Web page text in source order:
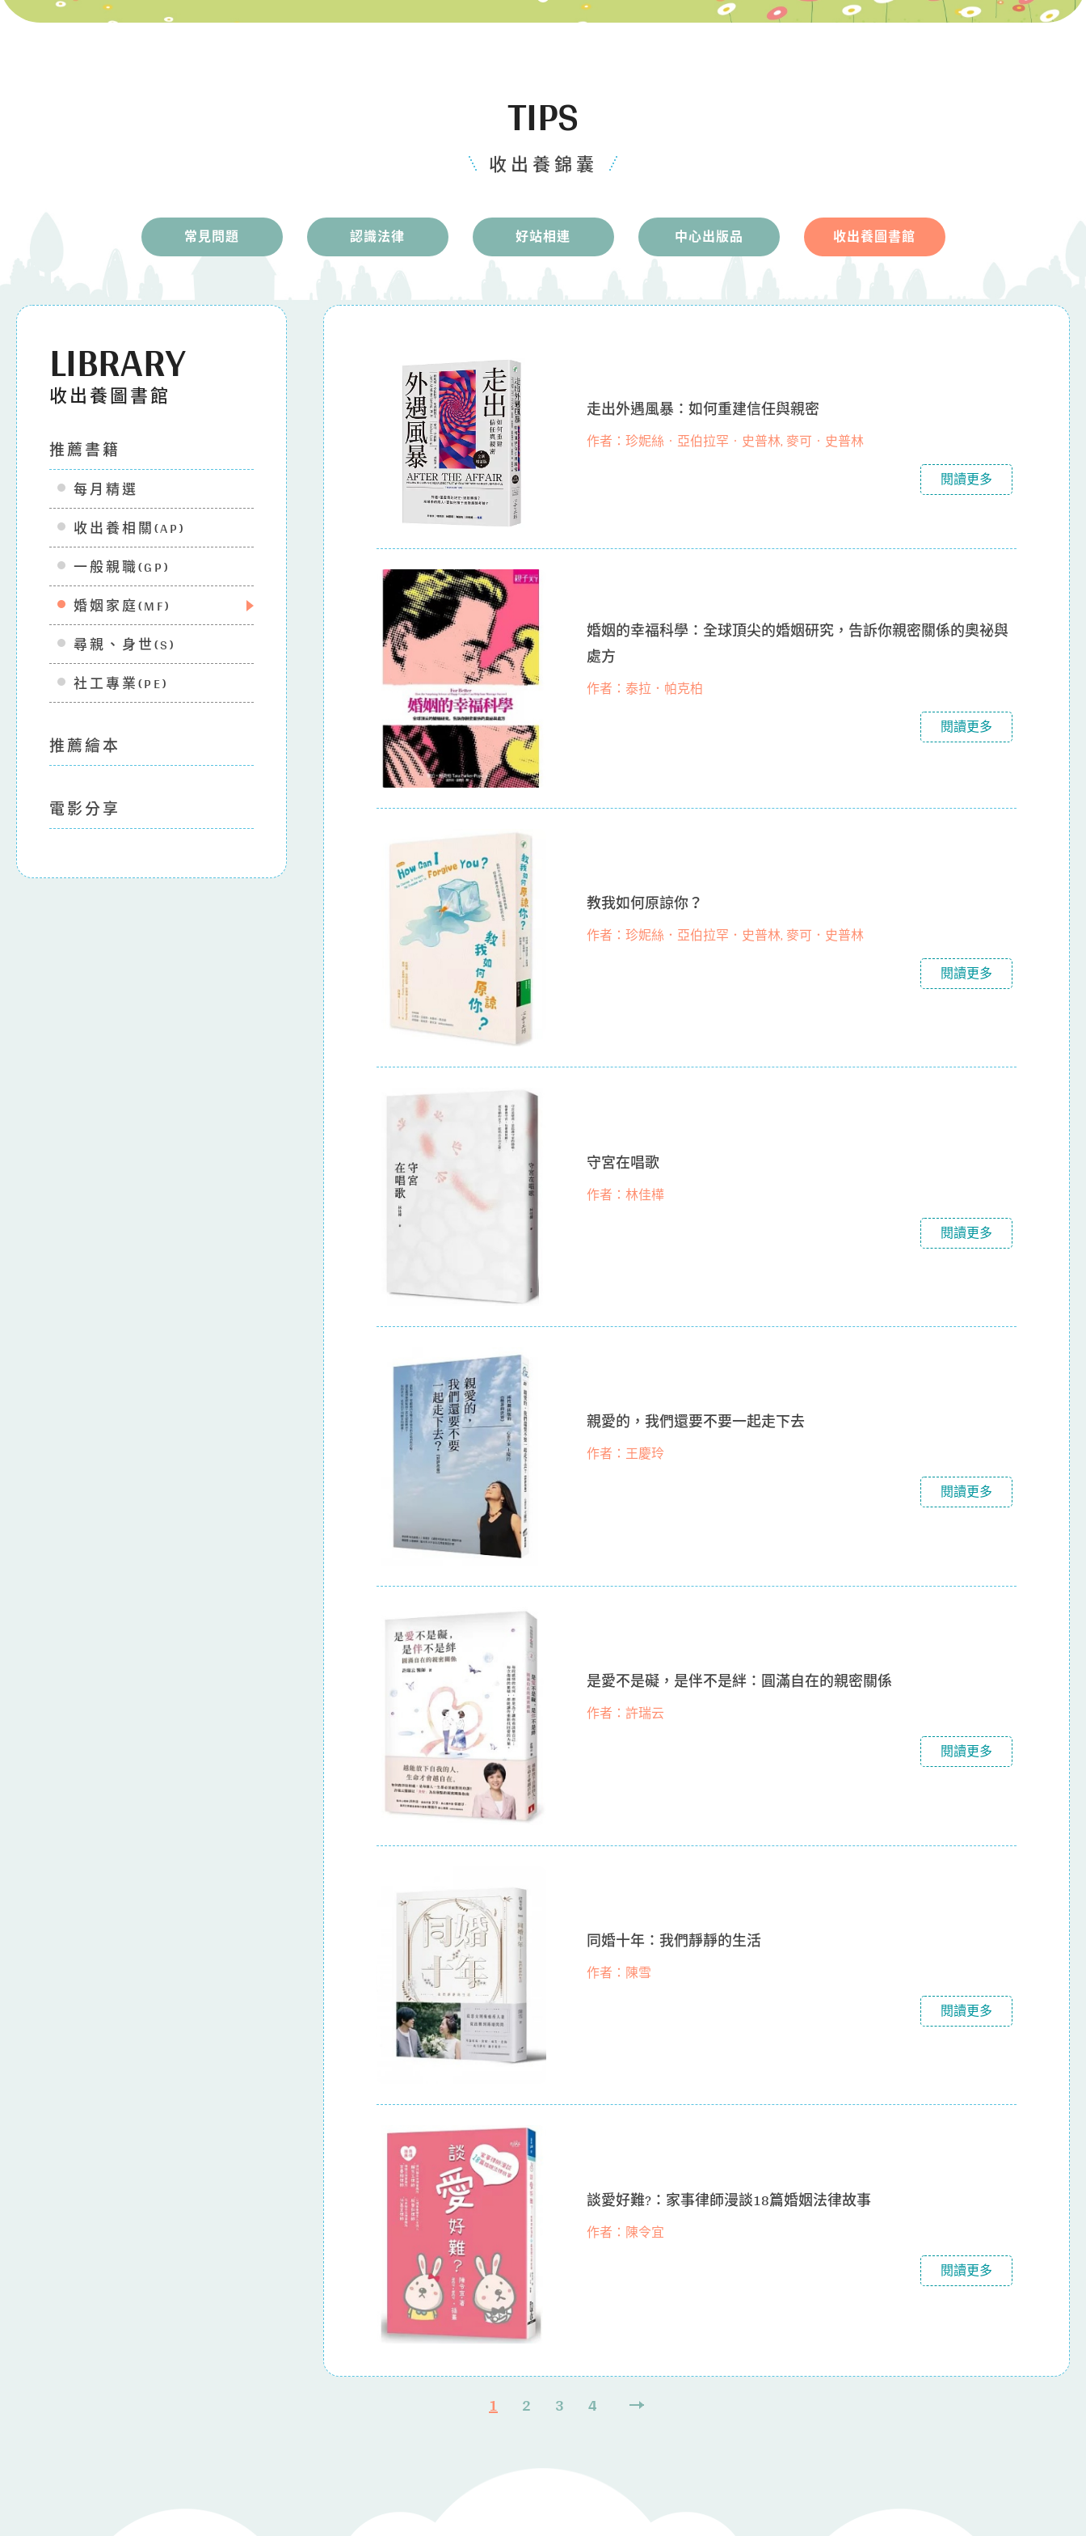
TIPS
收出養錦囊
常見問題 認識法律 好站相連 中心出版品 收出養圖書館
LIBRARY
收出養圖書館
推薦書籍
每月精選
收出養相關(AP)
一般親職(GP)
婚姻家庭(MF)
尋親、身世(S)
社工專業(PE)
推薦繪本
電影分享
走出外遇風暴：如何重建信任與親密
作者：珍妮絲‧亞伯拉罕‧史普林, 麥可‧史普林
閱讀更多
婚姻的幸福科學：全球頂尖的婚姻研究，告訴你親密關係的奧祕與
處方
作者：泰拉．帕克柏
閱讀更多
教我如何原諒你？
作者：珍妮絲．亞伯拉罕．史普林, 麥可．史普林
閱讀更多
守宮在唱歌
作者：林佳樺
閱讀更多
親愛的，我們還要不要一起走下去
作者：王慶玲
閱讀更多
是愛不是礙，是伴不是絆：圓滿自在的親密關係
作者：許瑞云
閱讀更多
同婚十年：我們靜靜的生活
作者：陳雪
閱讀更多
談愛好難?：家事律師漫談18篇婚姻法律故事
作者：陳令宜
閱讀更多
1 2 3 4